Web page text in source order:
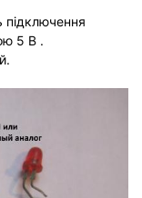
підключення
5 В .